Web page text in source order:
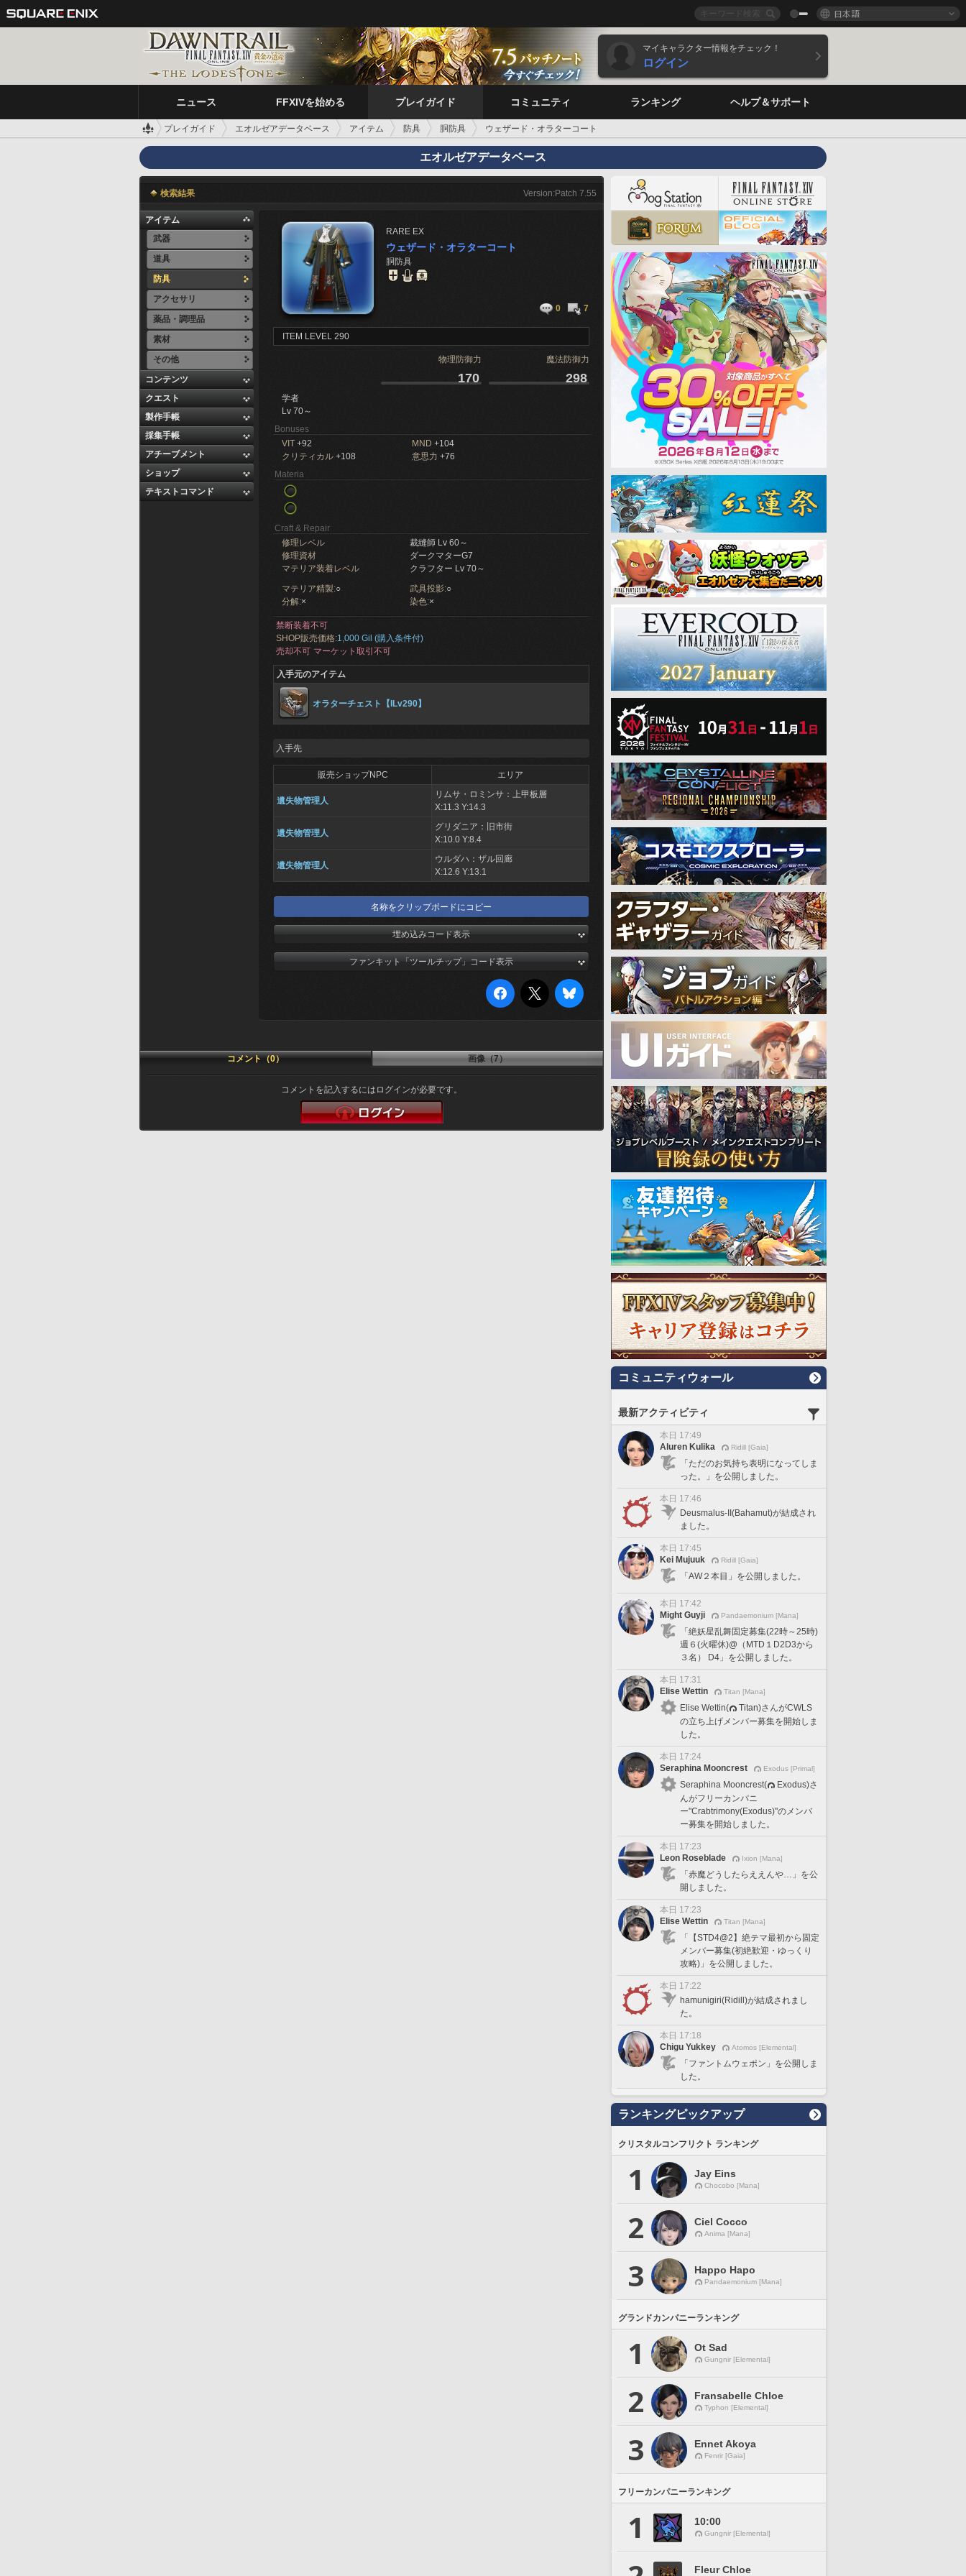
日本語
マイキャラクター情報をチェック！
ログイン
ニュース FFXIVを始める プレイガイド コミュニティ ランキング ヘルプ＆サポート
プレイガイド エオルゼアデータベース アイテム 防具 胴防具 ウェザード・オラターコート
エオルゼアデータベース
検索結果 Version:Patch 7.55
アイテム
武器
道具
防具
アクセサリ
薬品・調理品
素材
その他
コンテンツ
クエスト
製作手帳
採集手帳
アチーブメント
ショップ
テキストコマンド
RARE EX
ウェザード・オラターコート
胴防具
0 7
ITEM LEVEL 290
物理防御力 魔法防御力
170 298
学者
Lv 70～
Bonuses
VIT +92 MND +104
クリティカル +108 意思力 +76
Materia
Craft & Repair
修理レベル
裁縫師 Lv 60～
修理資材
ダークマターG7
マテリア装着レベル
クラフター Lv 70～
マテリア精製:○ 武具投影:○
分解:× 染色:×
禁断装着不可
SHOP販売価格:1,000 Gil (購入条件付)
売却不可 マーケット取引不可
入手元のアイテム
オラターチェスト【ILv290】
入手先
販売ショップNPC エリア
遺失物管理人
リムサ・ロミンサ：上甲板層
X:11.3 Y:14.3
遺失物管理人
グリダニア：旧市街
X:10.0 Y:8.4
遺失物管理人
ウルダハ：ザル回廊
X:12.6 Y:13.1
名称をクリップボードにコピー
埋め込みコード表示
ファンキット「ツールチップ」コード表示
コメント（0） 画像（7）
コメントを記入するにはログインが必要です。
コミュニティウォール
最新アクティビティ
本日 17:49
Aluren Kulika
Ridill [Gaia]
「ただのお気持ち表明になってしま
った。」を公開しました。
本日 17:46
Deusmalus-II(Bahamut)が結成され
ました。
本日 17:45
Kei Mujuuk
Ridill [Gaia]
「AW２本目」を公開しました。
本日 17:42
Might Guyji
Pandaemonium [Mana]
「絶妖星乱舞固定募集(22時～25時)
週６(火曜休)@（MTD１D2D3から
３名） D4」を公開しました。
本日 17:31
Elise Wettin
Titan [Mana]
Elise Wettin(
Titan)さんがCWLS
の立ち上げメンバー募集を開始しま
した。
本日 17:24
Seraphina Mooncrest
Exodus [Primal]
Seraphina Mooncrest(
Exodus)さ
んがフリーカンパニ
ー"Crabtrimony(Exodus)"のメンバ
ー募集を開始しました。
本日 17:23
Leon Roseblade
Ixion [Mana]
「赤魔どうしたらええんや…」を公
開しました。
本日 17:23
Elise Wettin
Titan [Mana]
「【STD4@2】絶テマ最初から固定
メンバー募集(初絶歓迎・ゆっくり
攻略)」を公開しました。
本日 17:22
hamunigiri(Ridill)が結成されまし
た。
本日 17:18
Chigu Yukkey
Atomos [Elemental]
「ファントムウェポン」を公開しま
した。
ランキングピックアップ
クリスタルコンフリクト ランキング
1 Jay Eins
Chocobo [Mana]
2 Ciel Cocco
Anima [Mana]
3 Happo Hapo
Pandaemonium [Mana]
グランドカンパニーランキング
1 Ot Sad
Gungnir [Elemental]
2 Fransabelle Chloe
Typhon [Elemental]
3 Ennet Akoya
Fenrir [Gaia]
フリーカンパニーランキング
1 10:00
Gungnir [Elemental]
Fleur Chloe